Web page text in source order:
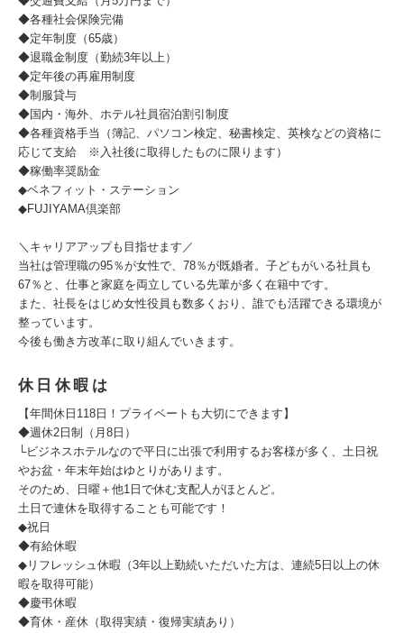
◆各種社会保険完備
◆定年制度（65歳）
◆退職金制度（勤続3年以上）
◆定年後の再雇用制度
◆制服貸与
◆国内・海外、ホテル社員宿泊割引制度
◆各種資格手当（簿記、パソコン検定、秘書検定、英検などの資格に
応じて支給 ※入社後に取得したものに限ります）
◆稼働率奨励金
◆ベネフィット・ステーション
◆FUJIYAMA倶楽部
＼キャリアアップも目指せます／
当社は管理職の95％が女性で、78％が既婚者。子どもがいる社員も
67％と、仕事と家庭を両立している先輩が多く在籍中です。
また、社長をはじめ女性役員も数多くおり、誰でも活躍できる環境が
整っています。
今後も働き方改革に取り組んでいきます。
休日休暇は
【年間休日118日！プライベートも大切にできます】
◆週休2日制（月8日）
└ビジネスホテルなので平日に出張で利用するお客様が多く、土日祝
やお盆・年末年始はゆとりがあります。
そのため、日曜＋他1日で休む支配人がほとんど。
土日で連休を取得することも可能です！
◆祝日
◆有給休暇
◆リフレッシュ休暇（3年以上勤続いただいた方は、連続5日以上の休
暇を取得可能）
◆慶弔休暇
◆育休・産休（取得実績・復帰実績あり）